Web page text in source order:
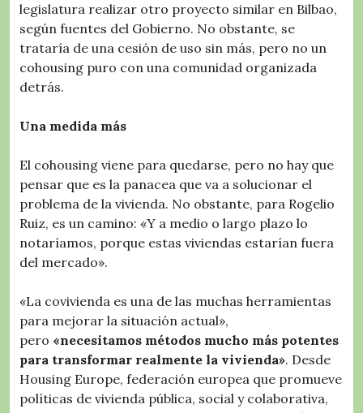
legislatura realizar otro proyecto similar en Bilbao,
según fuentes del Gobierno. No obstante, se
trataría de una cesión de uso sin más, pero no un
cohousing puro con una comunidad organizada
detrás.
Una medida más
El cohousing viene para quedarse, pero no hay que
pensar que es la panacea que va a solucionar el
problema de la vivienda. No obstante, para Rogelio
Ruiz, es un camino: «Y a medio o largo plazo lo
notaríamos, porque estas viviendas estarían fuera
del mercado».
«La covivienda es una de las muchas herramientas
para mejorar la situación actual»,
pero «necesitamos métodos mucho más potentes
para transformar realmente la vivienda». Desde
Housing Europe, federación europea que promueve
políticas de vivienda pública, social y colaborativa,